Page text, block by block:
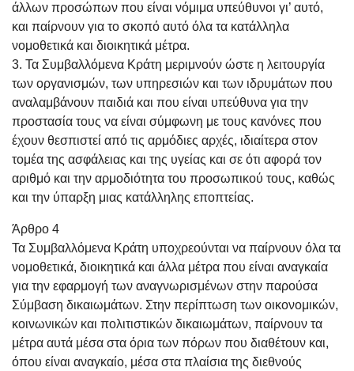
άλλων προσώπων που είναι νόμιμα υπεύθυνοι γι’ αυτό,
και παίρνουν για το σκοπό αυτό όλα τα κατάλληλα
νομοθετικά και διοικητικά μέτρα.
3. Τα Συμβαλλόμενα Κράτη μεριμνούν ώστε η λειτουργία
των οργανισμών, των υπηρεσιών και των ιδρυμάτων που
αναλαμβάνουν παιδιά και που είναι υπεύθυνα για την
προστασία τους να είναι σύμφωνη με τους κανόνες που
έχουν θεσπιστεί από τις αρμόδιες αρχές, ιδιαίτερα στον
τομέα της ασφάλειας και της υγείας και σε ότι αφορά τον
αριθμό και την αρμοδιότητα του προσωπικού τους, καθώς
και την ύπαρξη μιας κατάλληλης εποπτείας.
Άρθρο 4
Τα Συμβαλλόμενα Κράτη υποχρεούνται να παίρνουν όλα τα
νομοθετικά, διοικητικά και άλλα μέτρα που είναι αναγκαία
για την εφαρμογή των αναγνωρισμένων στην παρούσα
Σύμβαση δικαιωμάτων. Στην περίπτωση των οικονομικών,
κοινωνικών και πολιτιστικών δικαιωμάτων, παίρνουν τα
μέτρα αυτά μέσα στα όρια των πόρων που διαθέτουν και,
όπου είναι αναγκαίο, μέσα στα πλαίσια της διεθνούς